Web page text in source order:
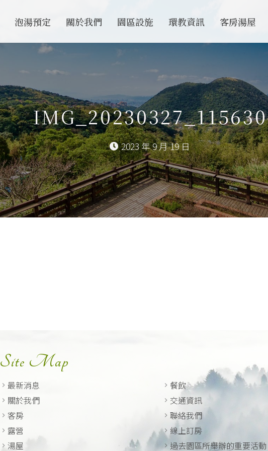
泡湯預定 關於我們 園區設施 環教資訊 客房湯屋
IMG_20230327_115630
2023 年 9 月 19 日
Site Map
最新消息
關於我們
客房
露營
湯屋
餐飲
交通資訊
聯絡我們
線上訂房
過去園區所舉辦的重要活動